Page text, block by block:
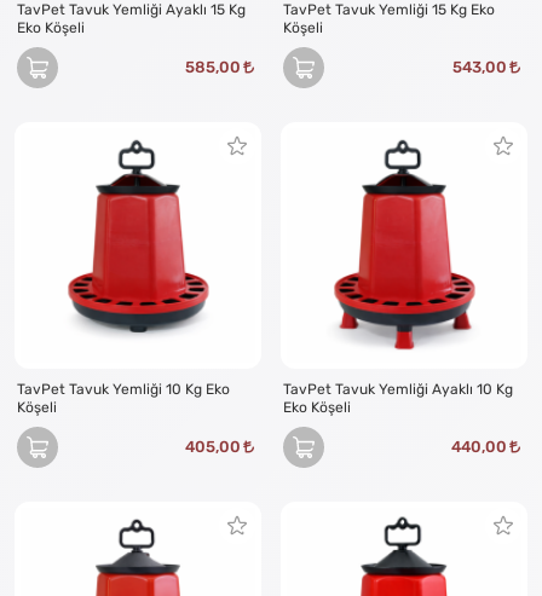
TavPet Tavuk Yemliği Ayaklı 15 Kg
Eko Köşeli
585,00
TavPet Tavuk Yemliği 15 Kg Eko
Köşeli
543,00
TavPet Tavuk Yemliği 10 Kg Eko
Köşeli
405,00
TavPet Tavuk Yemliği Ayaklı 10 Kg
Eko Köşeli
440,00